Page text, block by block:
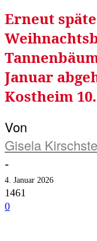
Erneut späte
Januar
Kostheim
Von
Gisela
-
4. Januar 2026
1461
0